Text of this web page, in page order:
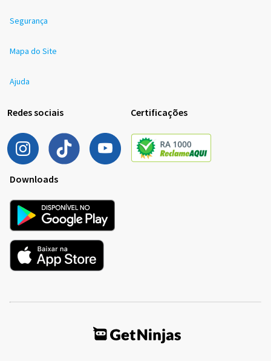
Segurança
Mapa do Site
Ajuda
Redes sociais Certificações
Downloads